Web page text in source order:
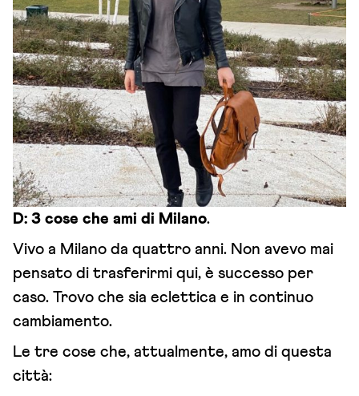
D: 3 cose che ami di Milano.
Vivo a Milano da quattro anni. Non avevo mai
pensato di trasferirmi qui, è successo per
caso. Trovo che sia eclettica e in continuo
cambiamento.
Le tre cose che, attualmente, amo di questa
città: